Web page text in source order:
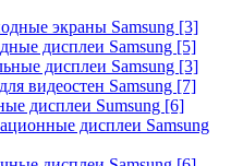
экраны Samsung [3]
дисплеи Samsung [5]
дисплеи Samsung [3]
видеостен Samsung [7]
дисплеи Sumsung [6]
дисплеи Samsung